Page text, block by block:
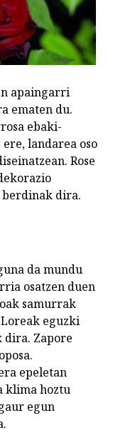
apaingarri
ematen du.
ebaki-
landarea oso
Rose
dira.
da mundu
osatzen duen
samurrak
eguzki
dira. Zapore
epeletan
klima hoztu
egun